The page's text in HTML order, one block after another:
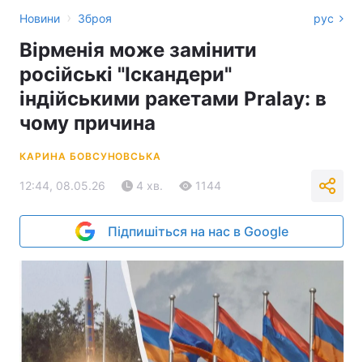
Новини › Зброя рус
Вірменія може замінити
російські "Іскандери"
індійськими ракетами Pralay: в
чому причина
КАРИНА БОВСУНОВСЬКА
12:44, 08.05.26 4 хв. 1144
Підпишіться на нас в Google